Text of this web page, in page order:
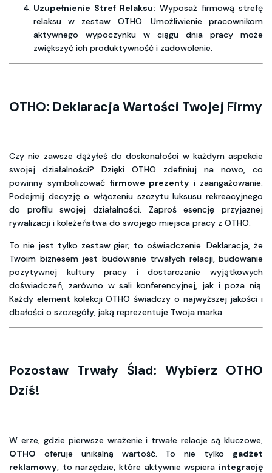
Uzupełnienie Stref Relaksu: Wyposaż firmową strefę
relaksu w zestaw OTHO. Umożliwienie pracownikom
aktywnego wypoczynku w ciągu dnia pracy może
zwiększyć ich produktywność i zadowolenie.
OTHO: Deklaracja Wartości Twojej Firmy
Czy nie zawsze dążyłeś do doskonałości w każdym aspekcie
swojej działalności? Dzięki OTHO zdefiniuj na nowo, co
powinny symbolizować firmowe prezenty i zaangażowanie.
Podejmij decyzję o włączeniu szczytu luksusu rekreacyjnego
do profilu swojej działalności. Zaproś esencję przyjaznej
rywalizacji i koleżeństwa do swojego miejsca pracy z OTHO.
To nie jest tylko zestaw gier; to oświadczenie. Deklaracja, że
Twoim biznesem jest budowanie trwałych relacji, budowanie
pozytywnej kultury pracy i dostarczanie wyjątkowych
doświadczeń, zarówno w sali konferencyjnej, jak i poza nią.
Każdy element kolekcji OTHO świadczy o najwyższej jakości i
dbałości o szczegóły, jaką reprezentuje Twoja marka.
Pozostaw Trwały Ślad: Wybierz OTHO
Dziś!
W erze, gdzie pierwsze wrażenie i trwałe relacje są kluczowe,
OTHO oferuje unikalną wartość. To nie tylko gadżet
reklamowy, to narzędzie, które aktywnie wspiera integrację